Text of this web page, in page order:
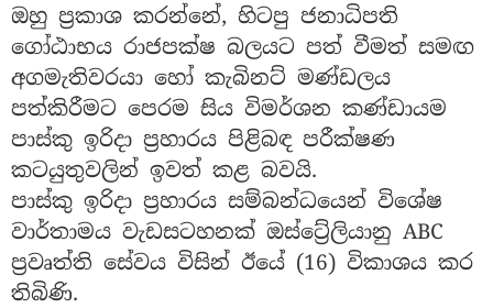
ඔහු ප්‍රකාශ කරන්නේ, හිටපු ජනාධිපති
ගෝඨාභය රාජපක්ෂ බලයට පත් වීමත් සමඟ
අගමැතිවරයා හෝ කැබිනට් මණ්ඩලය
පත්කිරීමට පෙරම සිය විමර්ශන කණ්ඩායම
පාස්කු ඉරිදා ප්‍රහාරය පිළිබඳ පරීක්ෂණ
කටයුතුවලින් ඉවත් කළ බවයි.
පාස්කු ඉරිදා ප්‍රහාරය සම්බන්ධයෙන් විශේෂ
වාර්තාමය වැඩසටහනක් ඔස්ට්‍රේලියානු ABC
ප්‍රවෘත්ති සේවය විසින් ඊයේ (16) විකාශය කර
තිබිණි.